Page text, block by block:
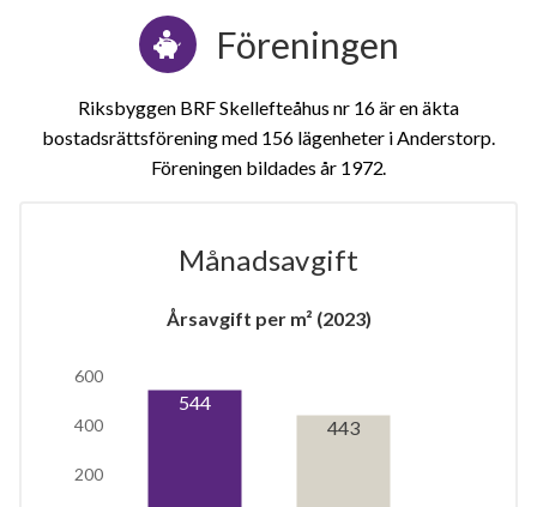
lägenhet
Föreningen
Riksbyggen BRF Skellefteåhus nr 16 är en äkta
bostadsrättsförening med 156 lägenheter i Anderstorp.
Föreningen bildades år 1972
Månadsavgift
Årsavgift per m² (2023)
200
400
600
544
443